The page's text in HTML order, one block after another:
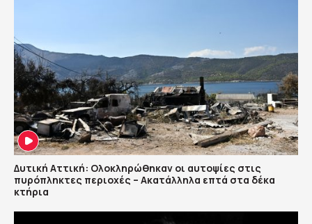
Δυτική Αττική: Ολοκληρώθηκαν οι αυτοψίες στις
πυρόπληκτες περιοχές – Ακατάλληλα επτά στα δέκα
κτήρια